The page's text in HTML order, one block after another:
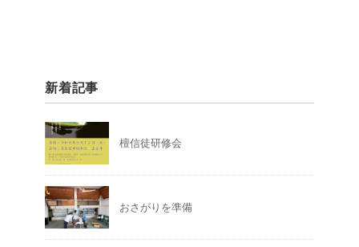
新着記事
檀信徒研修会
おさがりを準備